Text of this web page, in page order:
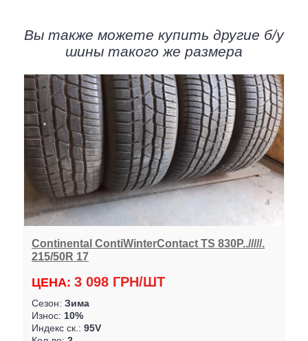
Вы также можете купить другие б/у
шины такого же размера
Continental ContiWinterContact TS 830P../////.
215/50R 17
ЦЕНА: 3 098 ГРН/ШТ
Сезон: Зима
Износ: 10%
Индекс ск.: 95V